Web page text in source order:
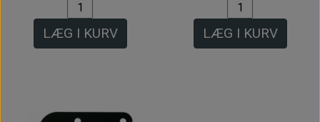
LÆG I KURV LÆG I KURV